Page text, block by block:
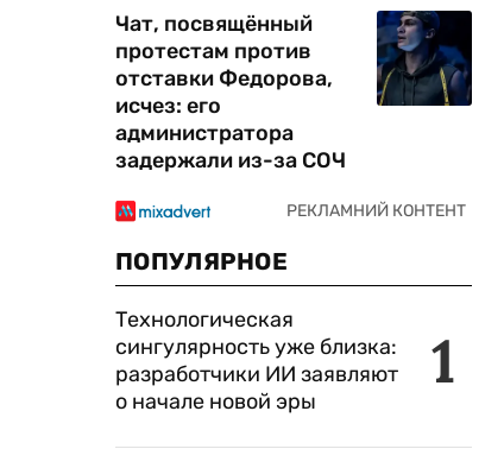
Чат, посвящённый
протестам против
отставки Федорова,
исчез: его
администратора
задержали из-за СОЧ
ПОПУЛЯРНОЕ
1
Технологическая
сингулярность уже близка:
разработчики ИИ заявляют
о начале новой эры